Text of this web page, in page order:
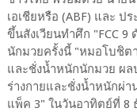
เอเชียหรือ (ABF) และ
ขึ้นสังเวียนทำศึก "FCC
นักมวยครั้งนี้ "หมอโบชิต
และชั่งน้ำหนักนักมวย ผล
ร่างกายและชั่งน้ำหนักผ่
แพ็ค 3" ในวันอาทิตย์ที่ 8